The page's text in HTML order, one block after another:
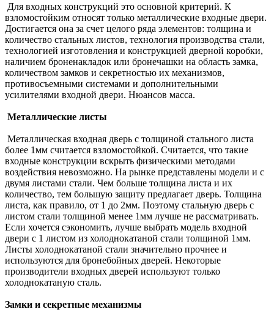
Для входных конструкций это основной критерий. К
взломостойким относят только металлические входные двери.
Достигается она за счет целого ряда элементов: толщина и
количество стальных листов, технология производства стали,
технологией изготовления и конструкцией дверной коробки,
наличием броненакладок или бронечашки на область замка,
количеством замков и секретностью их механизмов,
противосъемными системами и дополнительными
усилителями входной двери. Нюансов масса.
Металлические листы
Металлическая входная дверь с толщиной стального листа
более 1мм считается взломостойкой. Считается, что такие
входные конструкции вскрыть физическими методами
воздействия невозможно. На рынке представлены модели и с
двумя листами стали. Чем больше толщина листа и их
количество, тем большую защиту предлагает дверь. Толщина
листа, как правило, от 1 до 2мм. Поэтому стальную дверь с
листом стали толщиной менее 1мм лучше не рассматривать.
Если хочется сэкономить, лучше выбрать модель входной
двери с 1 листом из холоднокатаной стали толщиной 1мм.
Листы холоднокатаной стали значительно прочнее и
используются для бронебойных дверей. Некоторые
производители входных дверей используют только
холоднокатаную сталь.
Замки и секретные механизмы